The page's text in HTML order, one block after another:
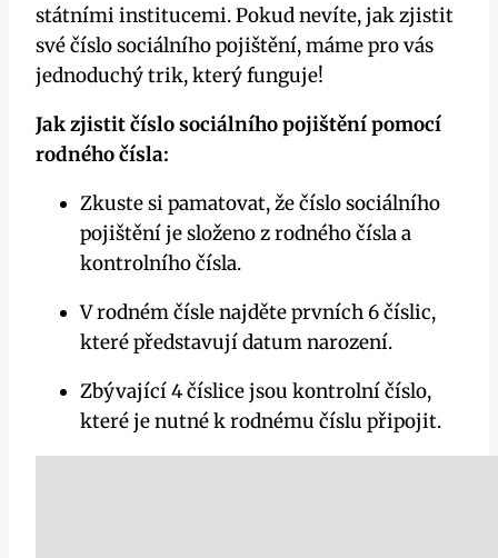
státními institucemi. Pokud nevíte, jak zjistit
své číslo sociálního pojištění, máme pro vás
jednoduchý trik, který funguje!
Jak zjistit číslo sociálního pojištění pomocí
rodného čísla:
Zkuste si pamatovat, že číslo sociálního
pojištění je složeno z rodného čísla a
kontrolního čísla.
V rodném čísle najděte prvních 6 číslic,
které představují datum narození.
Zbývající 4 číslice jsou kontrolní číslo,
které je nutné k rodnému číslu připojit.